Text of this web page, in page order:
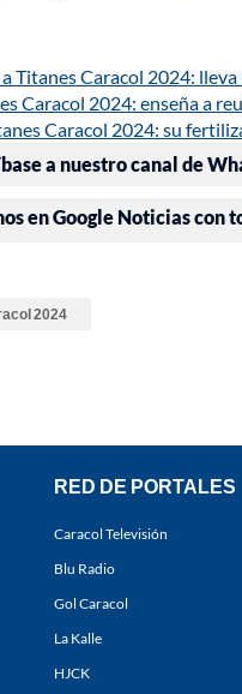
Titanes Caracol 2024:
Caracol 2024: enseña a
Caracol 2024: su
a nuestro canal de
en Google Noticias con
2024
RED DE PORTALES
Caracol Televisión
Blu Radio
Gol Caracol
La Kalle
HJCK